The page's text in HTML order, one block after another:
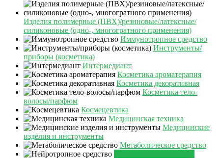
Изделия полимерные (ПВХ)/резиновые/латексные/
силиконовые (одно-, многогратного применения)
Иммунотропное средство
Инструменты/
приборы (косметика)
Интермедиант
Косметика ароматерапия
Косметика декоративная
Косметика тело-
волосы/парфюм
Космецевтика
Медицинская техника
Медицинские
изделия и инструменты
Метаболическое средство